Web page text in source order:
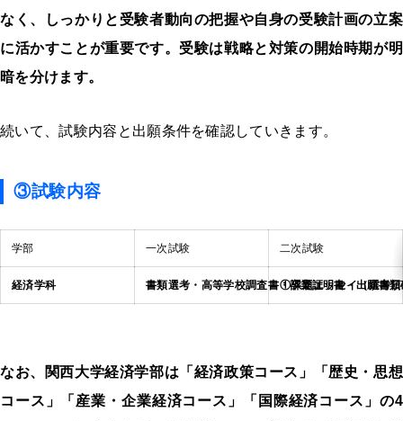
なく、しっかりと受験者動向の把握や自身の受験計画の立案
に活かすことが重要です。受験は戦略と対策の開始時期が明
暗を分けます。
続いて、試験内容と出願条件を確認していきます。
③試験内容
学部 一次試験 二次試験
経済学科 書類選考 ・高等学校調査書・卒業証明書・出願書
①課題エッセイ（選考
なお、関西大学経済学部は「経済政策コース」「歴史・思想
コース」「産業・企業経済コース」「国際経済コース」の4